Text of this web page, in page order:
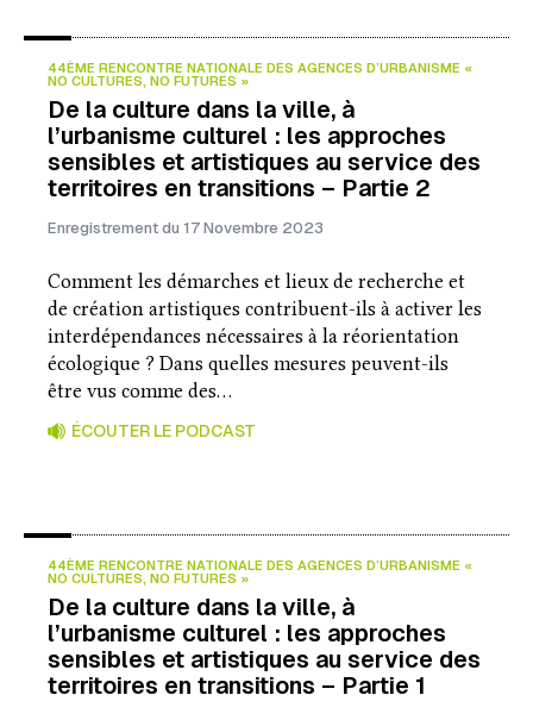
44ÈME RENCONTRE NATIONALE DES AGENCES D’URBANISME «
NO CULTURES, NO FUTURES »
De la culture dans la ville, à
l’urbanisme culturel : les approches
sensibles et artistiques au service des
territoires en transitions – Partie 2
Enregistrement du 17 Novembre 2023
Comment les démarches et lieux de recherche et
de création artistiques contribuent-ils à activer les
interdépendances nécessaires à la réorientation
écologique ? Dans quelles mesures peuvent-ils
être vus comme des…
ÉCOUTER LE PODCAST
44ÈME RENCONTRE NATIONALE DES AGENCES D’URBANISME «
NO CULTURES, NO FUTURES »
De la culture dans la ville, à
l’urbanisme culturel : les approches
sensibles et artistiques au service des
territoires en transitions – Partie 1